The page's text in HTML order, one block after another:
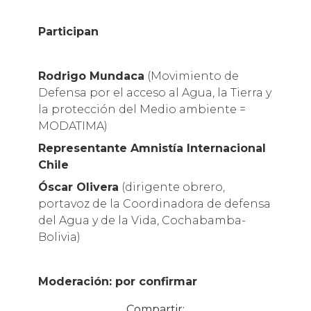
Participan
Rodrigo Mundaca (Movimiento de
Defensa por el acceso al Agua, la Tierra y
la protección del Medio ambiente =
MODATIMA)
Representante Amnistía Internacional
Chile
Óscar Olivera (dirigente obrero,
portavoz de la Coordinadora de defensa
del Agua y de la Vida, Cochabamba-
Bolivia)
Moderación: por confirmar